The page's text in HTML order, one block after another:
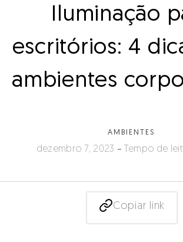
Iluminação
escritórios: 4
ambientes
AMBIENTES
dezembro 7, 2023 Tempo de
Copiar link